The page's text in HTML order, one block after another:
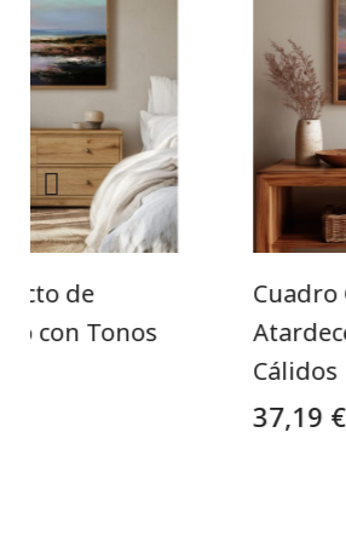
de
con Tonos
Cuadro
Cálidos
37,19 €